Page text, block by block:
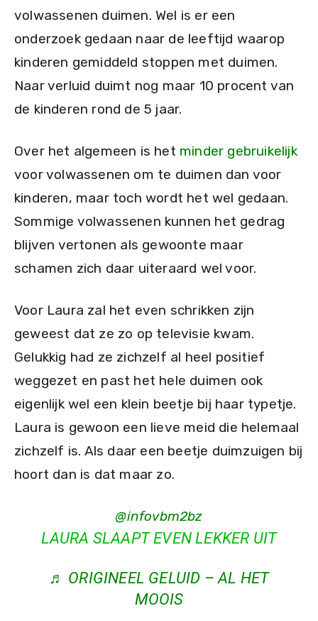
volwassenen duimen. Wel is er een
onderzoek gedaan naar de leeftijd waarop
kinderen gemiddeld stoppen met duimen.
Naar verluid duimt nog maar 10 procent van
de kinderen rond de 5 jaar.
Over het algemeen is het minder gebruikelijk
voor volwassenen om te duimen dan voor
kinderen, maar toch wordt het wel gedaan.
Sommige volwassenen kunnen het gedrag
blijven vertonen als gewoonte maar
schamen zich daar uiteraard wel voor.
Voor Laura zal het even schrikken zijn
geweest dat ze zo op televisie kwam.
Gelukkig had ze zichzelf al heel positief
weggezet en past het hele duimen ook
eigenlijk wel een klein beetje bij haar typetje.
Laura is gewoon een lieve meid die helemaal
zichzelf is. Als daar een beetje duimzuigen bij
hoort dan is dat maar zo.
@infovbm2bz
LAURA SLAAPT EVEN LEKKER UIT
♬ ORIGINEEL GELUID – AL HET
MOOIS